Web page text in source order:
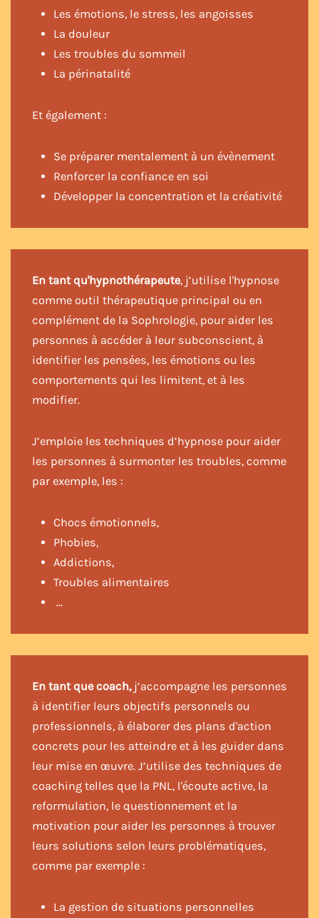
Les émotions, le stress, les angoisses
La douleur
Les troubles du sommeil
La périnatalité
Et également :
Se préparer mentalement à un évènement
Renforcer la confiance en soi
Développer la concentration et la créativité
En tant qu'hypnothérapeute, j’utilise l'hypnose
comme outil thérapeutique principal ou en
complément de la Sophrologie, pour aider les
personnes à accéder à leur subconscient, à
identifier les pensées, les émotions ou les
comportements qui les limitent, et à les
modifier.
J’emploie les techniques d’hypnose pour aider
les personnes à surmonter les troubles, comme
par exemple, les :
Chocs émotionnels,
Phobies,
Addictions,
Troubles alimentaires
…
En tant que coach, j’accompagne les personnes
à identifier leurs objectifs personnels ou
professionnels, à élaborer des plans d'action
concrets pour les atteindre et à les guider dans
leur mise en œuvre. J’utilise des techniques de
coaching telles que la PNL, l'écoute active, la
reformulation, le questionnement et la
motivation pour aider les personnes à trouver
leurs solutions selon leurs problématiques,
comme par exemple :
La gestion de situations personnelles